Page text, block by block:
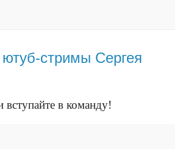
стримы Сергея
вступайте в команду!